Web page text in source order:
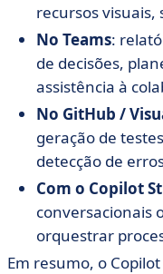
recursos visuais,
No Teams:
de decisões,
assistência à
No GitHub /
geração de
detecção de
Com o Copilot
conversacionais
orquestrar
Em resumo, o Copilot